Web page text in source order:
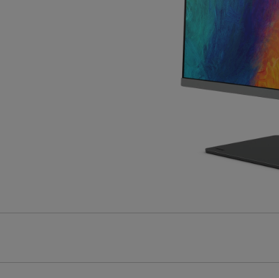
USB-C
色域
硬件校准
2.1声道内置扬声器